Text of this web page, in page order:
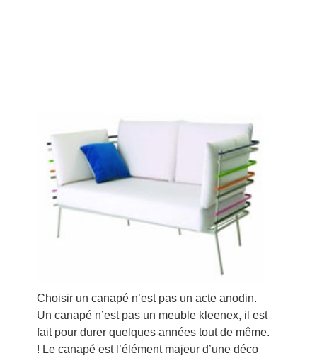
Choisir un canapé n’est pas un acte anodin.
Un canapé n’est pas un meuble kleenex, il est
fait pour durer quelques années tout de même.
! Le canapé est l’élément majeur d’une déco